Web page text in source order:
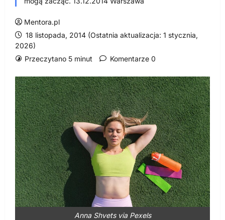
Mentora.pl
18 listopada, 2014 (Ostatnia aktualizacja: 1 stycznia,
2026)
Przeczytano 5 minut
Komentarze 0
Anna Shvets via Pexels